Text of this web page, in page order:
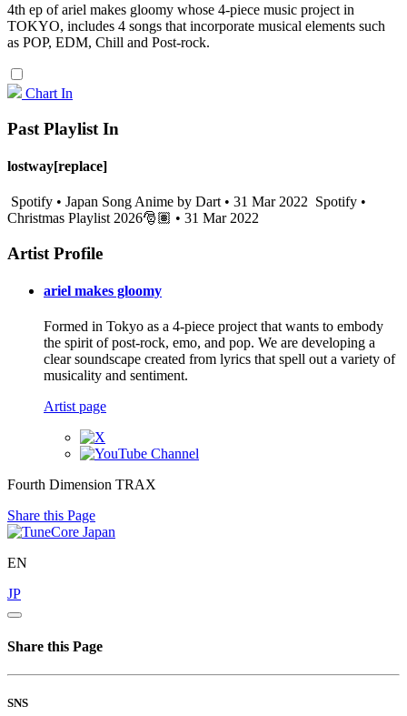
4th ep of ariel makes gloomy whose 4-piece music project in
TOKYO, includes 4 songs that incorporate musical elements such
as POP, EDM, Chill and Post-rock.
Chart In
Past Playlist In
lostway[replace]
Spotify • Japan Song Anime by Dart • 31 Mar 2022 Spotify •
Christmas Playlist 2026🎅🏽 • 31 Mar 2022
Artist Profile
ariel makes gloomy
Formed in Tokyo as a 4-piece project that wants to embody
the spirit of post-rock, emo, and pop. We are developing a
clear soundscape created from lyrics that spell out a variety of
musicality and sentiment.
Artist page
Fourth Dimension TRAX
Share this Page
EN
JP
Share this Page
SNS